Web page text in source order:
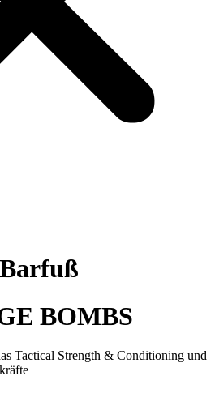
BOMBS
Tactical Strength & Conditioning und